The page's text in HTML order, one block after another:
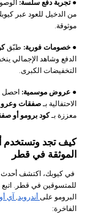
●تجربة دفع سلسة:
من الدخيل للعود عبر
موثوقة.
● خصومات فورية: طبّق
الدفع وشاهد الإجمالي
التخفيضات الكبرى.
● عروض موسمية: احصل
الاحتفالية بـ صفقات
معززة بـكود برومو أو
كيف تجد وتستخدم
الموثقة في قطر
في كيوبك، اكتشف أحدث
للمتسوقين في قطر.
البرومو على أندرويد آي
الفاخرة: